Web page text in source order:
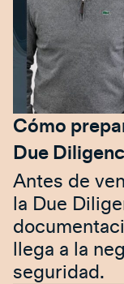
Cómo
Due
Antes de
la Due
llega a la
seguridad.